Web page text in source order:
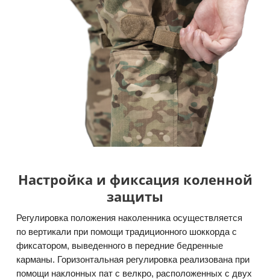
Настройка и фиксация коленной
защиты
Регулировка положения наколенника осуществляется
по вертикали при помощи традиционного шоккорда с
фиксатором, выведенного в передние бедренные
карманы. Горизонтальная регулировка реализована при
помощи наклонных пат с велкро, расположенных с двух